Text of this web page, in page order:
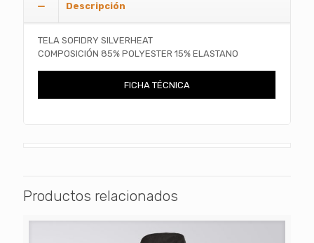
Descripción
TELA SOFIDRY SILVERHEAT
COMPOSICIÓN 85% POLYESTER 15% ELASTANO
FICHA TÉCNICA
Productos relacionados